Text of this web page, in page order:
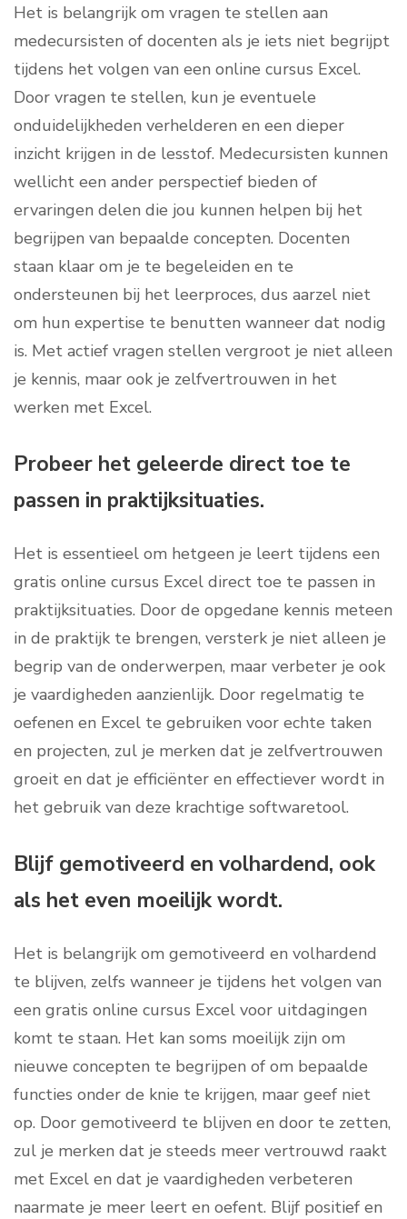
Het is belangrijk om vragen te stellen aan
medecursisten of docenten als je iets niet begrijpt
tijdens het volgen van een online cursus Excel.
Door vragen te stellen, kun je eventuele
onduidelijkheden verhelderen en een dieper
inzicht krijgen in de lesstof. Medecursisten kunnen
wellicht een ander perspectief bieden of
ervaringen delen die jou kunnen helpen bij het
begrijpen van bepaalde concepten. Docenten
staan klaar om je te begeleiden en te
ondersteunen bij het leerproces, dus aarzel niet
om hun expertise te benutten wanneer dat nodig
is. Met actief vragen stellen vergroot je niet alleen
je kennis, maar ook je zelfvertrouwen in het
werken met Excel.
Probeer het geleerde direct toe te
passen in praktijksituaties.
Het is essentieel om hetgeen je leert tijdens een
gratis online cursus Excel direct toe te passen in
praktijksituaties. Door de opgedane kennis meteen
in de praktijk te brengen, versterk je niet alleen je
begrip van de onderwerpen, maar verbeter je ook
je vaardigheden aanzienlijk. Door regelmatig te
oefenen en Excel te gebruiken voor echte taken
en projecten, zul je merken dat je zelfvertrouwen
groeit en dat je efficiënter en effectiever wordt in
het gebruik van deze krachtige softwaretool.
Blijf gemotiveerd en volhardend, ook
als het even moeilijk wordt.
Het is belangrijk om gemotiveerd en volhardend
te blijven, zelfs wanneer je tijdens het volgen van
een gratis online cursus Excel voor uitdagingen
komt te staan. Het kan soms moeilijk zijn om
nieuwe concepten te begrijpen of om bepaalde
functies onder de knie te krijgen, maar geef niet
op. Door gemotiveerd te blijven en door te zetten,
zul je merken dat je steeds meer vertrouwd raakt
met Excel en dat je vaardigheden verbeteren
naarmate je meer leert en oefent. Blijf positief en